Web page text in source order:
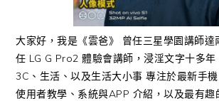
大家好，我是《雲爸》 曾任三星學園講師達
任 LG G Pro2 體驗會講師，浸淫文字十多
3C、生活、以及生活大小事 專注於最新手
使用者教學、系統與APP 介紹，以及最有趣